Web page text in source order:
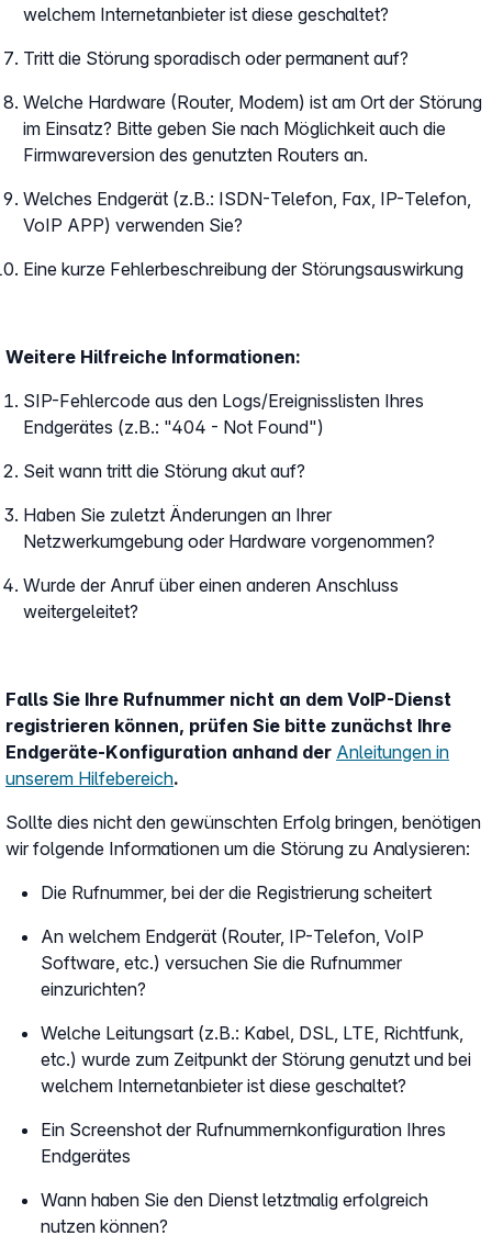
welchem Internetanbieter ist diese geschaltet?
Tritt die Störung sporadisch oder permanent auf?
Welche Hardware (Router, Modem) ist am Ort der Störung
im Einsatz? Bitte geben Sie nach Möglichkeit auch die
Firmwareversion des genutzten Routers an.
Welches Endgerät (z.B.: ISDN-Telefon, Fax, IP-Telefon,
VoIP APP) verwenden Sie?
Eine kurze Fehlerbeschreibung der Störungsauswirkung
Weitere Hilfreiche Informationen:
SIP-Fehlercode aus den Logs/Ereignisslisten Ihres
Endgerätes (z.B.: "404 - Not Found")
Seit wann tritt die Störung akut auf?
Haben Sie zuletzt Änderungen an Ihrer
Netzwerkumgebung oder Hardware vorgenommen?
Wurde der Anruf über einen anderen Anschluss
weitergeleitet?
Falls Sie Ihre Rufnummer nicht an dem VoIP-Dienst
registrieren können, prüfen Sie bitte zunächst Ihre
Endgeräte-Konfiguration anhand der Anleitungen in
unserem Hilfebereich.
Sollte dies nicht den gewünschten Erfolg bringen, benötigen
wir folgende Informationen um die Störung zu Analysieren:
Die Rufnummer, bei der die Registrierung scheitert
An welchem Endgerät (Router, IP-Telefon, VoIP
Software, etc.) versuchen Sie die Rufnummer
einzurichten?
Welche Leitungsart (z.B.: Kabel, DSL, LTE, Richtfunk,
etc.) wurde zum Zeitpunkt der Störung genutzt und bei
welchem Internetanbieter ist diese geschaltet?
Ein Screenshot der Rufnummernkonfiguration Ihres
Endgerätes
Wann haben Sie den Dienst letztmalig erfolgreich
nutzen können?